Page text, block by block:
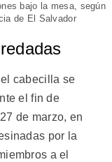
bajo la mesa, según
de El Salvador
cabecilla se
el fin de
de marzo, en
por la
a el